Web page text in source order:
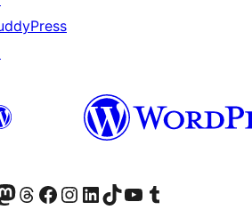
खात्याला भेट द्या.आमच्या थ्रेड्स खात्याला भेट द्या. आमच्या फेसबुक पेजला भेट द्या आमच्या इंस्टाग्राम खात्याला भेट द्या आमच्या लिंक्डइन खात्याला भेट द्या आमच्या टिकटॉक अकाउंटला भेट द्या.आमच्या यूट्यूब चॅनेलला भेट द्या आमच्या टंबलर खात्याला भेट द्या.